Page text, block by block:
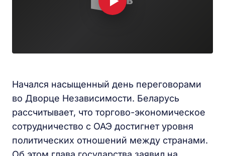
Начался насыщенный день переговорами
во Дворце Независимости. Беларусь
рассчитывает, что торгово-экономическое
сотрудничество с ОАЭ достигнет уровня
политических отношений между странами.